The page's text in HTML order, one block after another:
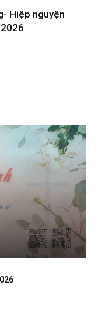
Hiệp nguyện